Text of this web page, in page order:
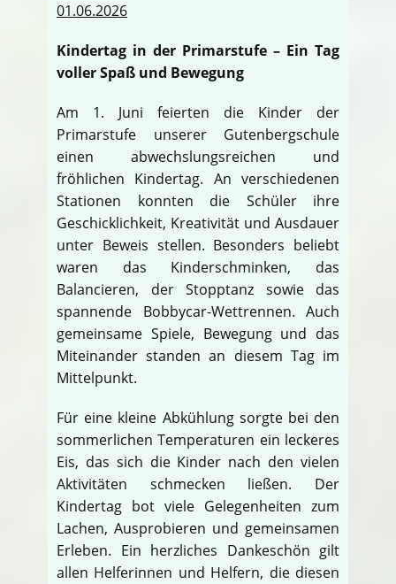
01.06.2026
Kindertag in der Primarstufe – Ein Tag
voller Spaß und Bewegung
Am 1. Juni feierten die Kinder der
Primarstufe unserer Gutenbergschule
einen abwechslungsreichen und
fröhlichen Kindertag. An verschiedenen
Stationen konnten die Schüler ihre
Geschicklichkeit, Kreativität und Ausdauer
unter Beweis stellen. Besonders beliebt
waren das Kinderschminken, das
Balancieren, der Stopptanz sowie das
spannende Bobbycar-Wettrennen. Auch
gemeinsame Spiele, Bewegung und das
Miteinander standen an diesem Tag im
Mittelpunkt.
Für eine kleine Abkühlung sorgte bei den
sommerlichen Temperaturen ein leckeres
Eis, das sich die Kinder nach den vielen
Aktivitäten schmecken ließen. Der
Kindertag bot viele Gelegenheiten zum
Lachen, Ausprobieren und gemeinsamen
Erleben. Ein herzliches Dankeschön gilt
allen Helferinnen und Helfern, die diesen